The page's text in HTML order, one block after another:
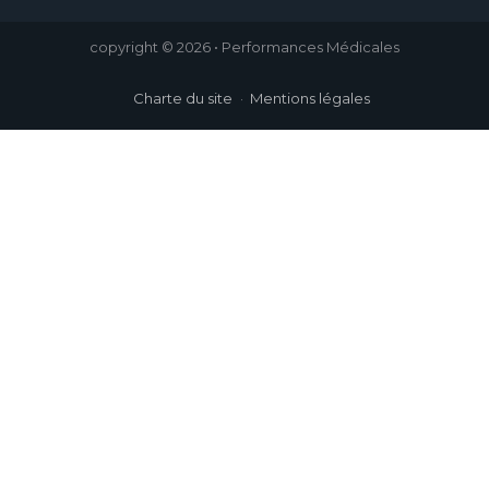
copyright © 2026 • Performances Médicales
Charte du site Mentions légales